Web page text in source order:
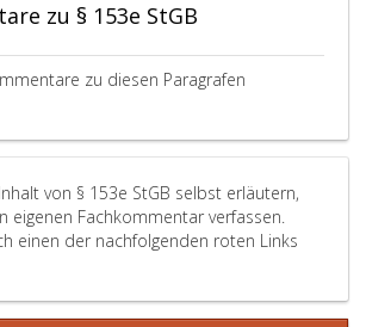
als
Angestellter
(Paragraph
Absatz
einer
juristischen
Person
einer
Personengemeinschaft
zu § 153e StGB
zu diesen Paragrafen
von § 153e StGB selbst erläutern,
eigenen Fachkommentar verfassen.
einen der nachfolgenden roten Links